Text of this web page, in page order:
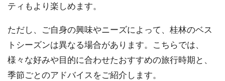
ティもより楽しめます。
ただし、ご自身の興味やニーズによって、桂林のベス
トシーズンは異なる場合があります。こちらでは、
様々な好みや目的に合わせたおすすめの旅行時期と、
季節ごとのアドバイスをご紹介します。